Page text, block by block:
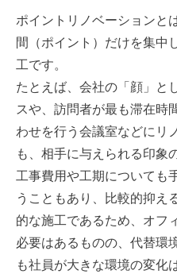
ポイントリノベーションと
間（ポイント）だけを集中
工です。
たとえば、会社の「顔」と
スや、訪問者が最も滞在時
わせを行う会議室などにリ
も、相手に与えられる印象
工事費用や工期についても
うこともあり、比較的抑え
的な施工であるため、オフ
必要はあるものの、代替環
も社員が大きな環境の変化